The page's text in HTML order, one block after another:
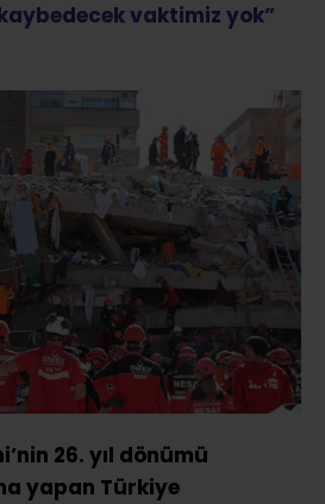
vaktimiz yok”
26. yıl dönümü
yapan Türkiye